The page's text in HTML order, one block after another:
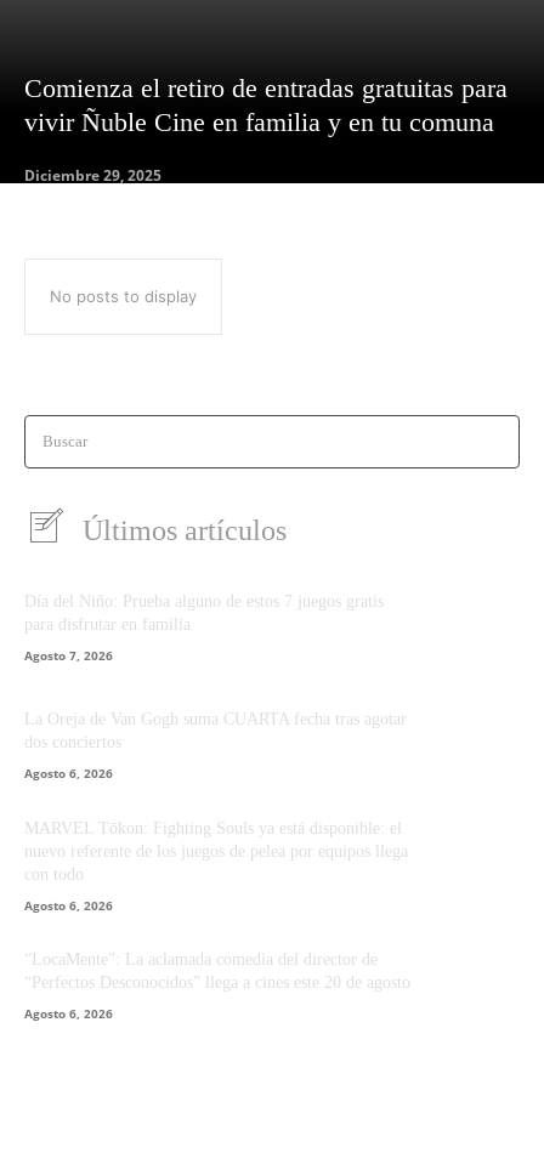
Comienza el retiro de entradas gratuitas para
vivir Ñuble Cine en familia y en tu comuna
Diciembre 29, 2025
No posts to display
Buscar
Últimos artículos
Día del Niño: Prueba alguno de estos 7 juegos gratis
para disfrutar en familia
Agosto 7, 2026
La Oreja de Van Gogh suma CUARTA fecha tras agotar
dos conciertos
Agosto 6, 2026
MARVEL Tōkon: Fighting Souls ya está disponible: el
nuevo referente de los juegos de pelea por equipos llega
con todo
Agosto 6, 2026
“LocaMente”: La aclamada comedia del director de
“Perfectos Desconocidos” llega a cines este 20 de agosto
Agosto 6, 2026